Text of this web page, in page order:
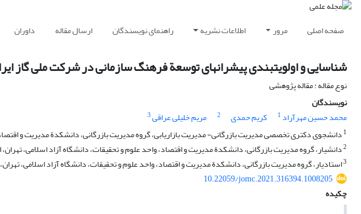
صفحه اصلی مرور اطلاعات نشریه راهنمای نویسندگان ارسال مقاله داوران
شناسایی و اولویت‏بندی پیشران‏های توسعة فرهنگ سازمانی در شرکت ملی گاز
نوع مقاله : مقاله پژوهشی
نویسندگان
محمد حسین مهرآراد 1 کریم حمدی 2 مریم خلیلی عراقی3
1 دانشجوی دکتری تخصصی مدیریت بازرگانی- مدیریت بازاریابی، گروه مدیریت بازرگانی، دانشکدة مدیریت و
2دانشیار، گروه مدیریت بازرگانی، دانشکدة مدیریت و اقتصاد، واحد علوم و تحقیقات، دانشگاه آزاد اسلامی، تهران،
3استادیار، گروه مدیریت بازرگانی، دانشکدة مدیریت و اقتصاد، واحد علوم و تحقیقات، دانشگاه آزاد اسلامی،
10.22059/jomc.2021.316394.1008205
چکیده